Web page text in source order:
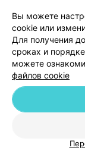
© 2026 ООО «Артокс
г. Минск,
Вы можете
cookie или
Для получения
сроках и
можете
файлов cookie